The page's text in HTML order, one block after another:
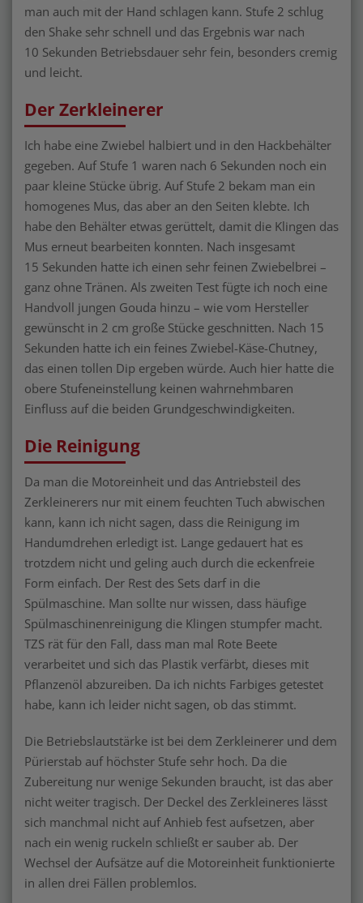
man auch mit der Hand schlagen kann. Stufe 2 schlug
den Shake sehr schnell und das Ergebnis war nach
10 Sekunden Betriebsdauer sehr fein, besonders cremig
und leicht.
Der Zerkleinerer
Ich habe eine Zwiebel halbiert und in den Hackbehälter
gegeben. Auf Stufe 1 waren nach 6 Sekunden noch ein
paar kleine Stücke übrig. Auf Stufe 2 bekam man ein
homogenes Mus, das aber an den Seiten klebte. Ich
habe den Behälter etwas gerüttelt, damit die Klingen das
Mus erneut bearbeiten konnten. Nach insgesamt
15 Sekunden hatte ich einen sehr feinen Zwiebelbrei –
ganz ohne Tränen. Als zweiten Test fügte ich noch eine
Handvoll jungen Gouda hinzu – wie vom Hersteller
gewünscht in 2 cm große Stücke geschnitten. Nach 15
Sekunden hatte ich ein feines Zwiebel-Käse-Chutney,
das einen tollen Dip ergeben würde. Auch hier hatte die
obere Stufeneinstellung keinen wahrnehmbaren
Einfluss auf die beiden Grundgeschwindigkeiten.
Die Reinigung
Da man die Motoreinheit und das Antriebsteil des
Zerkleinerers nur mit einem feuchten Tuch abwischen
kann, kann ich nicht sagen, dass die Reinigung im
Handumdrehen erledigt ist. Lange gedauert hat es
trotzdem nicht und geling auch durch die eckenfreie
Form einfach. Der Rest des Sets darf in die
Spülmaschine. Man sollte nur wissen, dass häufige
Spülmaschinenreinigung die Klingen stumpfer macht.
TZS rät für den Fall, dass man mal Rote Beete
verarbeitet und sich das Plastik verfärbt, dieses mit
Pflanzenöl abzureiben. Da ich nichts Farbiges getestet
habe, kann ich leider nicht sagen, ob das stimmt.
Die Betriebslautstärke ist bei dem Zerkleinerer und dem
Pürierstab auf höchster Stufe sehr hoch. Da die
Zubereitung nur wenige Sekunden braucht, ist das aber
nicht weiter tragisch. Der Deckel des Zerkleineres lässt
sich manchmal nicht auf Anhieb fest aufsetzen, aber
nach ein wenig ruckeln schließt er sauber ab. Der
Wechsel der Aufsätze auf die Motoreinheit funktionierte
in allen drei Fällen problemlos.